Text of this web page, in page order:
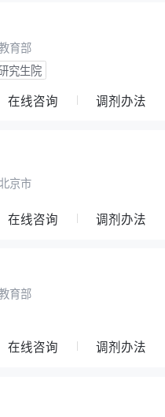
育部
究生院
在线咨询 调剂办法
京市
在线咨询 调剂办法
育部
在线咨询 调剂办法